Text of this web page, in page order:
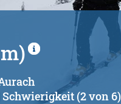
Schwierigkeit (2 von 6)